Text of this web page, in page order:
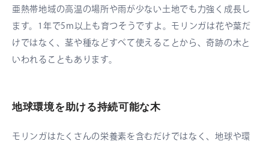
亜熱帯地域の高温の場所や雨が少ない土地でも力強く成長し
ます。1年で5m以上も育つそうですよ。モリンガは花や葉だ
けではなく、茎や種などすべて使えることから、奇跡の木と
いわれることもあります。
地球環境を助ける持続可能な木
モリンガはたくさんの栄養素を含むだけではなく、地球や環